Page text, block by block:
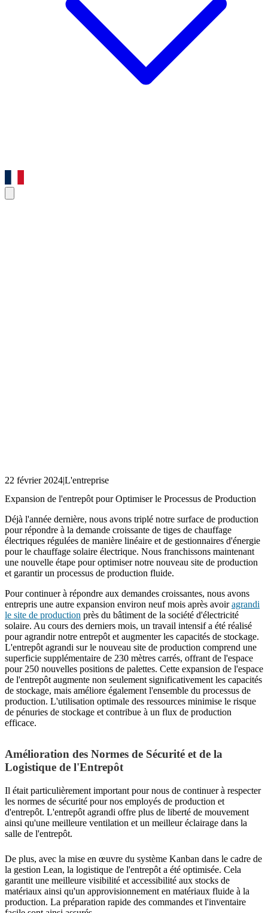
22 février 2024|L'entreprise
Expansion de l'entrepôt pour Optimiser le Processus de Production
Déjà l'année dernière, nous avons triplé notre surface de production
pour répondre à la demande croissante de tiges de chauffage
électriques régulées de manière linéaire et de gestionnaires d'énergie
pour le chauffage solaire électrique. Nous franchissons maintenant
une nouvelle étape pour optimiser notre nouveau site de production
et garantir un processus de production fluide.
Pour continuer à répondre aux demandes croissantes, nous avons
entrepris une autre expansion environ neuf mois après avoiragrandi
le site de production près du bâtiment de la société d'électricité
solaire. Au cours des derniers mois, un travail intensif a été réalisé
pour agrandir notre entrepôt et augmenter les capacités de stockage.
L'entrepôt agrandi sur le nouveau site de production comprend une
superficie supplémentaire de 230 mètres carrés, offrant de l'espace
pour 250 nouvelles positions de palettes. Cette expansion de l'espace
de l'entrepôt augmente non seulement significativement les capacités
de stockage, mais améliore également l'ensemble du processus de
production. L'utilisation optimale des ressources minimise le risque
de pénuries de stockage et contribue à un flux de production
efficace.
Amélioration des Normes de Sécurité et de la
Logistique de l'Entrepôt
Il était particulièrement important pour nous de continuer à respecter
les normes de sécurité pour nos employés de production et
d'entrepôt. L'entrepôt agrandi offre plus de liberté de mouvement
ainsi qu'une meilleure ventilation et un meilleur éclairage dans la
salle de l'entrepôt.
De plus, avec la mise en œuvre du système Kanban dans le cadre de
la gestion Lean, la logistique de l'entrepôt a été optimisée. Cela
garantit une meilleure visibilité et accessibilité aux stocks de
matériaux ainsi qu'un approvisionnement en matériaux fluide à la
production. La préparation rapide des commandes et l'inventaire